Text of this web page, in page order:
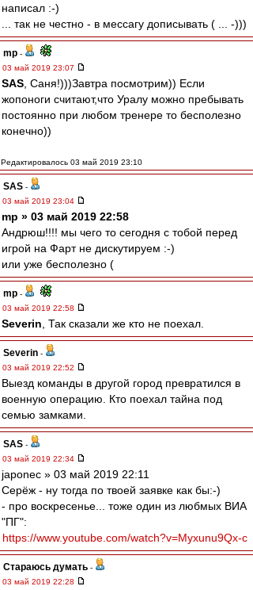
написал :-)
... так не честно - в мессагу дописывать ( ... -)))
mp -
03 май 2019 23:07
SAS , Саня!)))Завтра посмотрим)) Если
жопоноги считают,что Уралу можно пребывать
постоянно при любом тренере то бесполезно
конечно))
Редактировалось 03 май 2019 23:10
SAS -
03 май 2019 23:04
mp » 03 май 2019 22:58
Андрюш!!!! мы чего то сегодня с тобой перед
игрой на Фарт не дискутируем :-)
или уже бесполезно (
mp -
03 май 2019 22:58
Severin , Так сказали же кто не поехал.
Severin -
03 май 2019 22:52
Выезд команды в другой город превратился в
военную операцию. Кто поехал тайна под
семью замками.
SAS -
03 май 2019 22:34
japonec » 03 май 2019 22:11
Серёж - ну тогда по твоей заявке как бы:-)
- про воскресенье... тоже один из любмых ВИА
"ПГ":
https://www.youtube.com/watch?v=Myxunu9Qx-c
Стараюсь думать -
03 май 2019 22:28